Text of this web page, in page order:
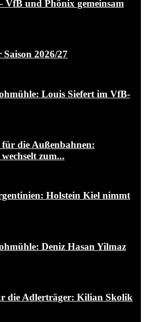
VfB und Phönix gemeinsam
2026/27
Louis Siefert im VfB-
die Außenbahnen:
zum...
Holstein Kiel nimmt
Deniz Hasan Yilmaz
die Adlerträger: Kilian Skolik